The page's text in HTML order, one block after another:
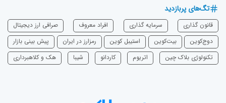
تگ‌های پربازدید
قانون گذاری سرمایه‌ گذاری افراد معروف
صرافی ارز دیجیتال
دوج‌کوین
بیت‌کوین استیبل کوین رمزارز در ایران
پیش بینی بازار
تکنولوژی بلاک چین
اتریوم ‌کاردانو شیبا هک و کلاهبرداری